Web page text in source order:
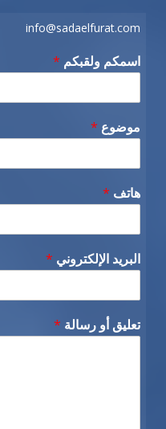
info@sadaelfurat.com
اسمكم ولقبكم *
موضوع *
هاتف *
البريد الإلكتروني *
تعليق أو رسالة *